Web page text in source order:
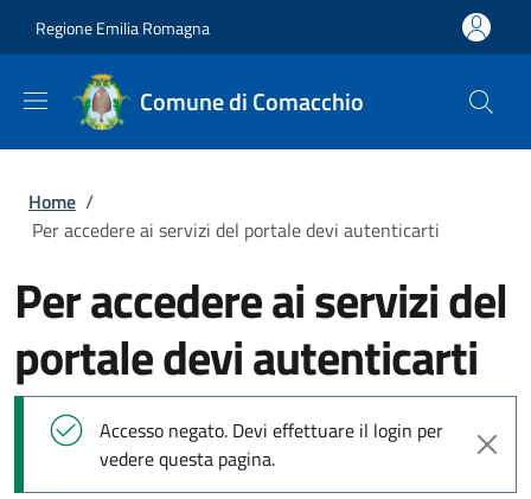
Regione Emilia Romagna
Comune di Comacchio
Briciole di pane
Home /
Per accedere ai servizi del portale devi autenticarti
Per accedere ai servizi del
portale devi autenticarti
Messaggio di stato
Accesso negato. Devi effettuare il login per
vedere questa pagina.